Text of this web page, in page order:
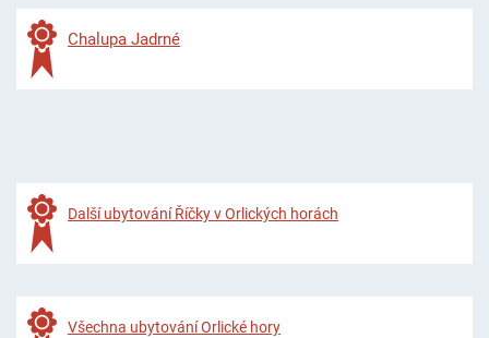
Chalupa Jadrné
Další ubytování Říčky v Orlických horách
Všechna ubytování Orlické hory